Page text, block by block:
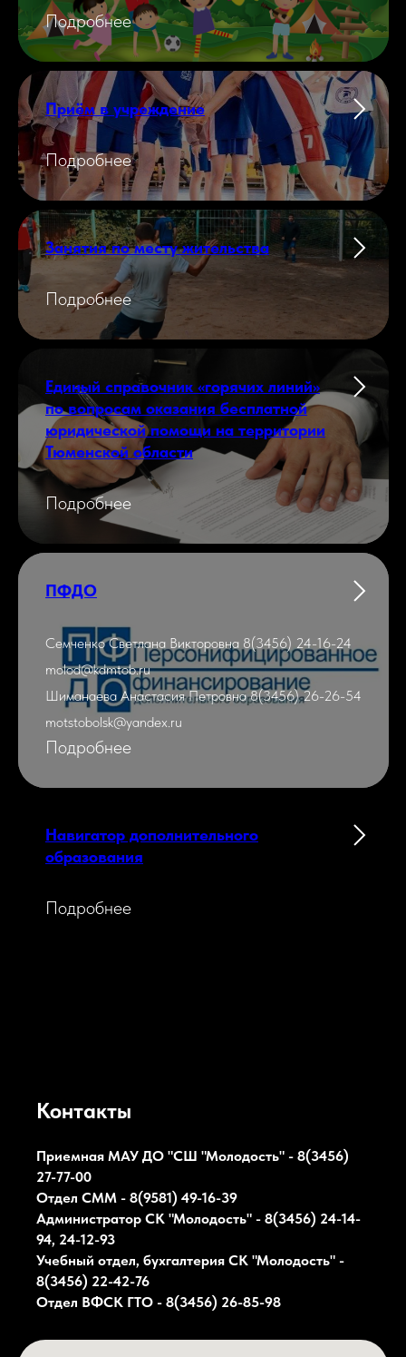
Подробнее
Приём в учреждение
Подробнее
Занятия по месту жительства
Подробнее
Единый справочник «горячих линий»
по вопросам оказания бесплатной
юридической помощи на территории
Тюменской области
Подробнее
ПФДО
Семченко Светлана Викторовна 8(3456) 24-16-24
molod@kdmtob.ru
Шиманаева Анастасия Петровна 8(3456) 26-26-54
motstobolsk@yandex.ru
Подробнее
Навигатор дополнительного
образования
Подробнее
Контакты
Приемная МАУ ДО "СШ "Молодость" - 8(3456)
27-77-00
Отдел СММ - 8(9581) 49-16-39
Администратор СК "Молодость" - 8(3456) 24-14-
94, 24-12-93
Учебный отдел, бухгалтерия СК "Молодость" -
8(3456) 22-42-76
Отдел ВФСК ГТО - 8(3456) 26-85-98